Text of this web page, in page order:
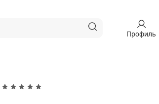
Профиль